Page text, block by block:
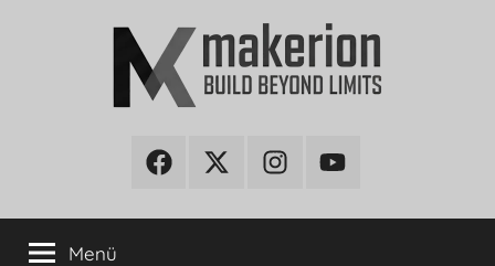
makerionFacebookTwitter InstagramYoutube
Menü